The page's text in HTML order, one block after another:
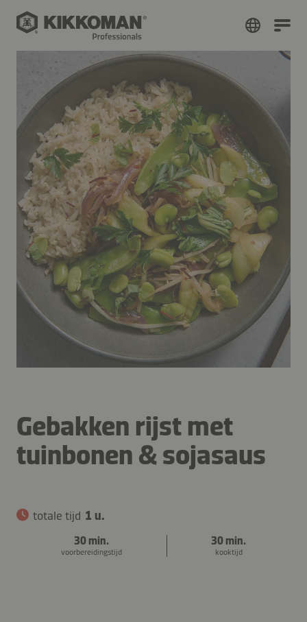
Gebakken rijst met
tuinbonen & sojasaus
totale tijd 1 u.
30 min.
voorbereidingstijd
30 min.
kooktijd